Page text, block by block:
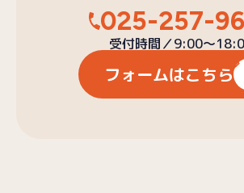
025-257-
受付時間／9:00〜
フォームはこちら